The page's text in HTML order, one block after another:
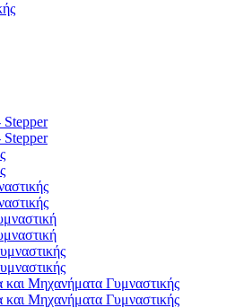
Stepper
Stepper
Μηχανήματα Γυμναστικής
Μηχανήματα Γυμναστικής